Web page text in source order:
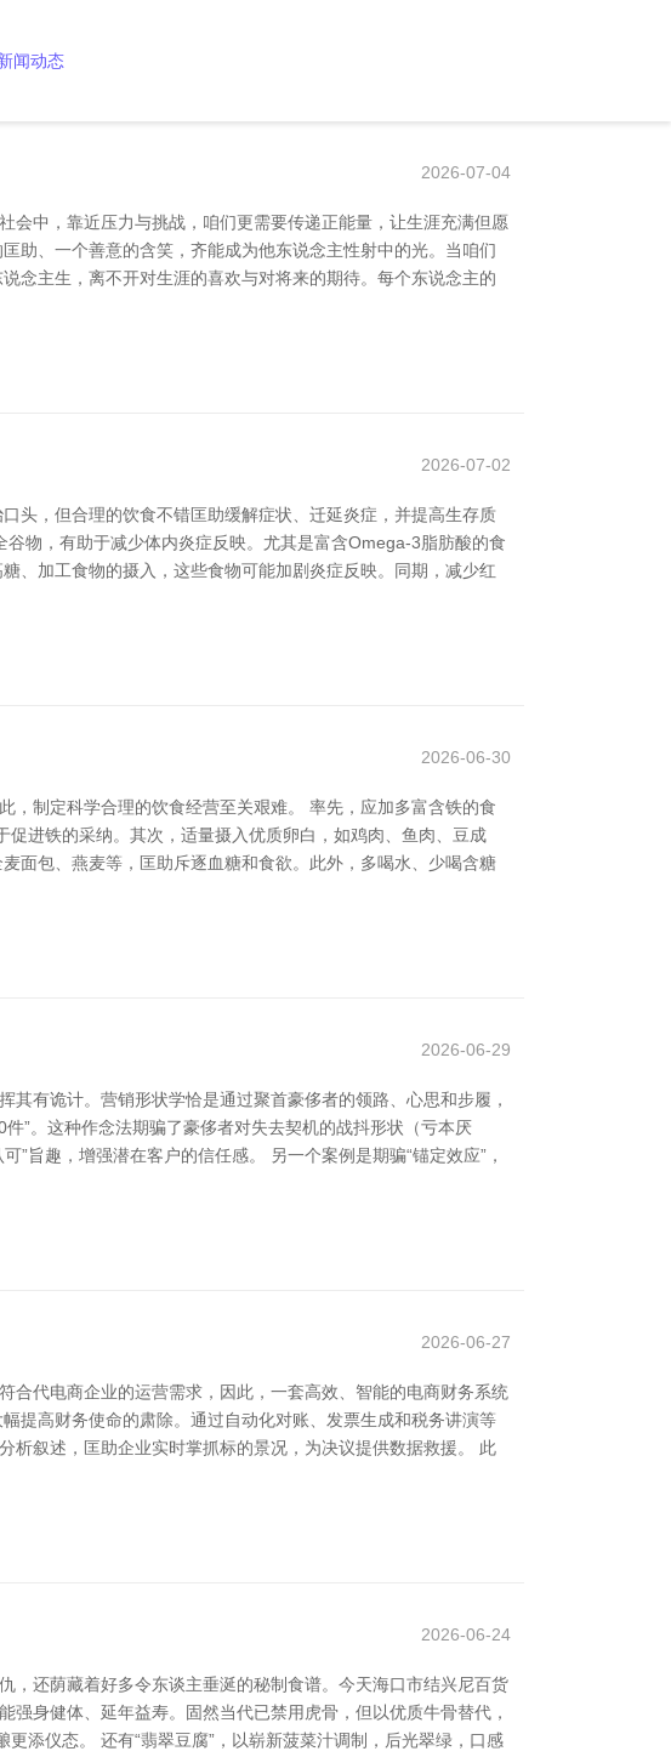
闻动态
2026-07-04
会中，靠近压力与挑战，咱们更需要传递正能量，让生涯充满但愿
助、一个善意的含笑，齐能成为他东说念主性射中的光。当咱们
念主生，离不开对生涯的喜欢与对将来的期待。每个东说念主的
2026-07-02
头，但合理的饮食不错匡助缓解症状、迁延炎症，并提高生存质
物，有助于减少体内炎症反映。尤其是富含Omega-3脂肪酸的食
、加工食物的摄入，这些食物可能加剧炎症反映。同期，减少红
2026-06-30
，制定科学合理的饮食经营至关艰难。 率先，应加多富含铁的食
进铁的采纳。其次，适量摄入优质卵白，如鸡肉、鱼肉、豆成
面包、燕麦等，匡助斥逐血糖和食欲。此外，多喝水、少喝含糖
2026-06-29
有诡计。营销形状学恰是通过聚首豪侈者的领路、心思和步履，
”。这种作念法期骗了豪侈者对失去契机的战抖形状（亏本厌
旨趣，增强潜在客户的信任感。 另一个案例是期骗“锚定效应”，
2026-06-27
合代电商企业的运营需求，因此，一套高效、智能的电商财务系统
提高财务使命的肃除。通过自动化对账、发票生成和税务讲演等
析叙述，匡助企业实时掌抓标的景况，为决议提供数据救援。 此
2026-06-24
，还荫藏着好多令东谈主垂涎的秘制食谱。今天海口市结兴尼百货
身健体、延年益寿。固然当代已禁用虎骨，但以优质牛骨替代，
添仪态。 还有“翡翠豆腐”，以崭新菠菜汁调制，后光翠绿，口感